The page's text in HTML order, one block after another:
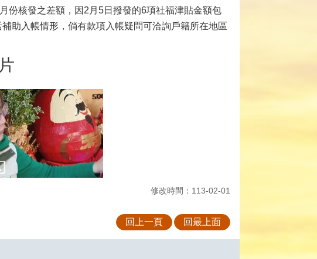
份核發之差額，因2月5日撥發的6項社福津貼金額包
助入帳情形，倘有款項入帳疑問可洽詢戶籍所在地區
修改時間：113-02-01
回上一頁 回最上面